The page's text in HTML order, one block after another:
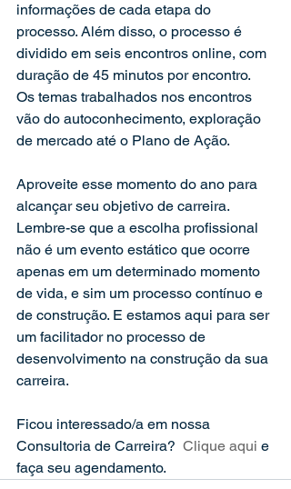
informações de cada etapa do
processo. Além disso, o processo é
dividido em seis encontros online, com
duração de 45 minutos por encontro.
Os temas trabalhados nos encontros
vão do autoconhecimento, exploração
de mercado até o Plano de Ação.
Aproveite esse momento do ano para
alcançar seu objetivo de carreira.
Lembre-se que a escolha profissional
não é um evento estático que ocorre
apenas em um determinado momento
de vida, e sim um processo contínuo e
de construção. E estamos aqui para ser
um facilitador no processo de
desenvolvimento na construção da sua
carreira.
Ficou interessado/a em nossa
Consultoria de Carreira? Clique aqui e
faça seu agendamento.